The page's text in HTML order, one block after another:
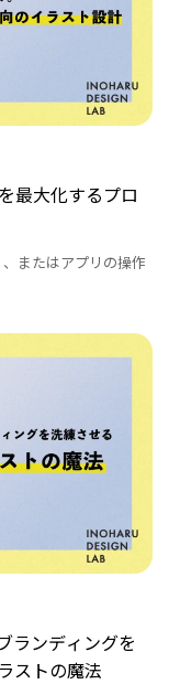
最大化するプロ
またはアプリの操作
ランディングを
ストの魔法